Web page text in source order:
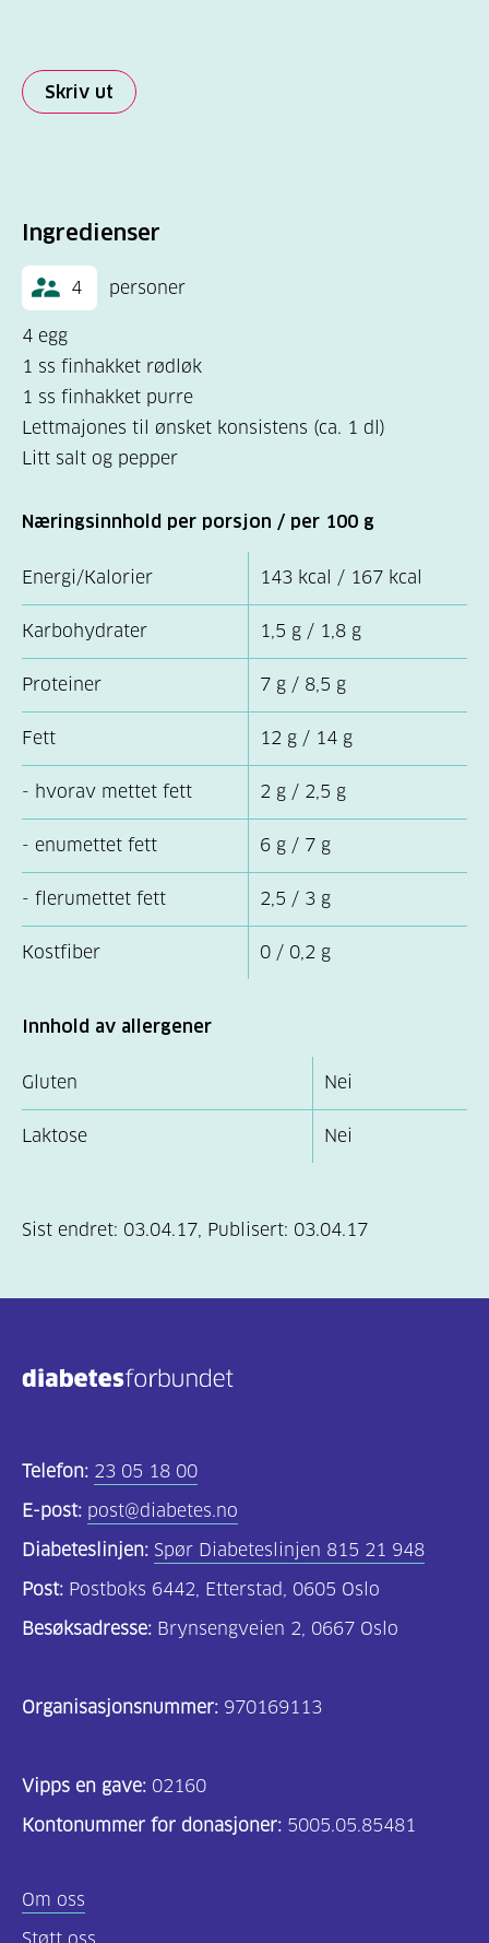
Skriv ut
Ingredienser
4 personer
4 egg
1 ss finhakket rødløk
1 ss finhakket purre
Lettmajones til ønsket konsistens (ca. 1 dl)
Litt salt og pepper
Næringsinnhold per porsjon / per 100 g
Energi/Kalorier 143 kcal / 167 kcal
Karbohydrater 1,5 g / 1,8 g
Proteiner 7 g / 8,5 g
Fett 12 g / 14 g
- hvorav mettet fett 2 g / 2,5 g
- enumettet fett 6 g / 7 g
- flerumettet fett 2,5 / 3 g
Kostfiber 0 / 0,2 g
Innhold av allergener
Gluten Nei
Laktose Nei
Sist endret: 03.04.17, Publisert: 03.04.17
Telefon: 23 05 18 00
E-post: post@diabetes.no
Diabeteslinjen: Spør Diabeteslinjen 815 21 948
Post: Postboks 6442, Etterstad, 0605 Oslo
Besøksadresse: Brynsengveien 2, 0667 Oslo
Organisasjonsnummer: 970169113
Vipps en gave: 02160
Kontonummer for donasjoner: 5005.05.85481
Om oss